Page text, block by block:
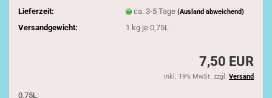
Lieferzeit:
ca. 3-5 Tage (Ausland abweichend)
Versandgewicht: 1 kg je 0,75L
7,50 EUR
inkl. 19% MwSt. zzgl. Versand
0,75L: